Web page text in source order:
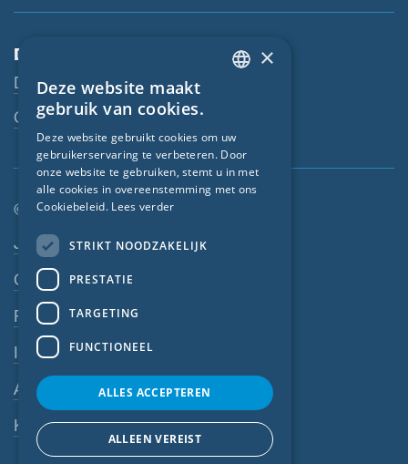
Dienstverlening
Downloads
Contactpersoon
© SIGA 2026
Footer-navigatie
Jobs
Contact
Privacyverklaring
Impressum
AV
Klokkenluiderssysteem
FRENCH
CZECH
NORWEGIAN
×
Deze website maakt
gebruik van cookies.
Deze website gebruikt cookies om uw
gebruikerservaring te verbeteren. Door
onze website te gebruiken, stemt u in met
alle cookies in overeenstemming met ons
Cookiebeleid. Lees verder
STRIKT NOODZAKELIJK
PRESTATIE
TARGETING
FUNCTIONEEL
ALLES ACCEPTEREN
ALLEEN VEREIST